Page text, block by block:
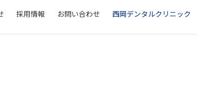
採用情報 お問い合わせ 西岡デンタルクリニック